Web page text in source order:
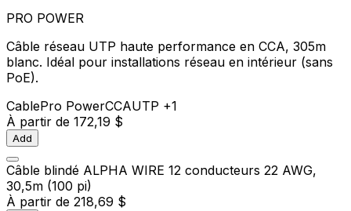
PRO POWER
Câble réseau UTP haute performance en CCA, 305m
blanc. Idéal pour installations réseau en intérieur (sans
PoE).
CablePro PowerCCAUTP +1
À partir de 172,19 $
Add
Câble blindé ALPHA WIRE 12 conducteurs 22 AWG,
30,5m (100 pi)
À partir de 218,69 $